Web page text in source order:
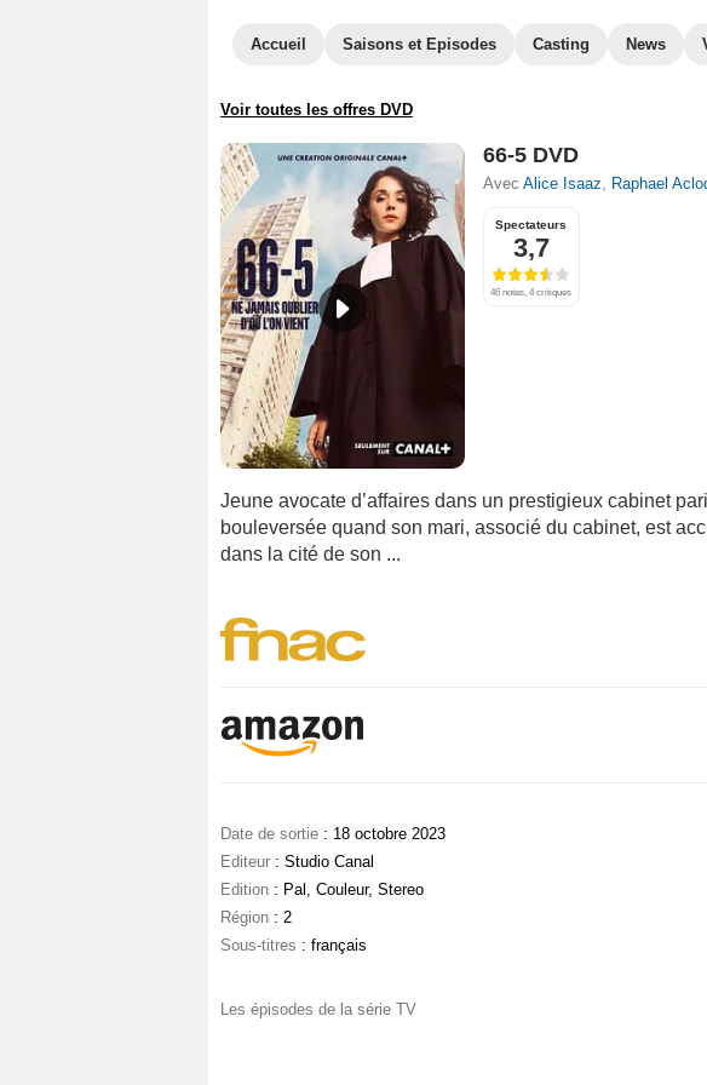
Accueil Saisons et Episodes Casting News
Voir toutes les offres DVD
66-5 DVD
Avec Alice Isaaz, Raphael
Spectateurs
3,7
46 notes, 4 critiques
Jeune avocate d’affaires dans un prestigieux cabinet
bouleversée quand son mari, associé du cabinet, est
dans la cité de son ...
Date de sortie : 18 octobre 2023
Editeur : Studio Canal
Edition : Pal, Couleur, Stereo
Région : 2
Sous-titres : français
Les épisodes de la série TV